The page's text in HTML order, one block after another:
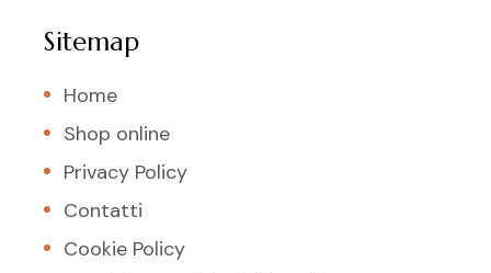
Sitemap
Home
Shop online
Privacy Policy
Contatti
Cookie Policy